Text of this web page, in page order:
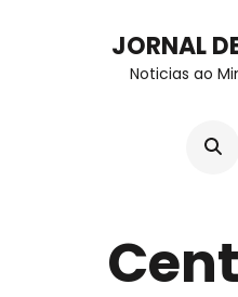
JORNAL
Noticias ao